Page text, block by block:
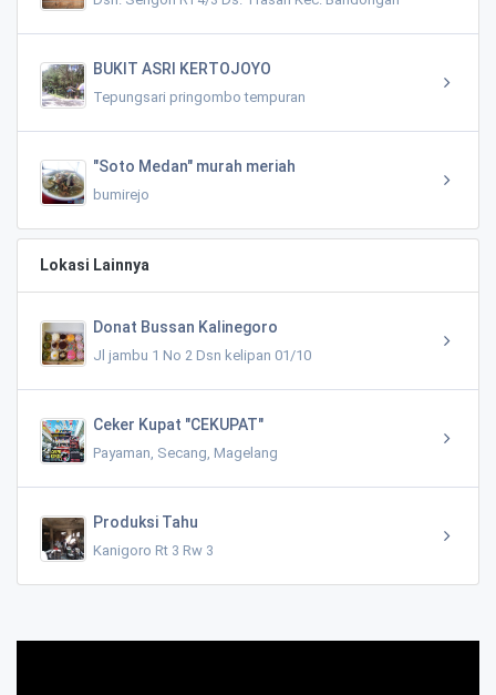
BUKIT ASRI KERTOJOYO
Tepungsari pringombo tempuran
"Soto Medan" murah meriah
bumirejo
Lokasi Lainnya
Donat Bussan Kalinegoro
Jl jambu 1 No 2 Dsn kelipan 01/10
Ceker Kupat "CEKUPAT"
Payaman, Secang, Magelang
Produksi Tahu
Kanigoro Rt 3 Rw 3